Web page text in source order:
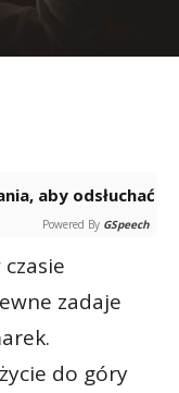
Powered By GSpeech
zadaje
do góry